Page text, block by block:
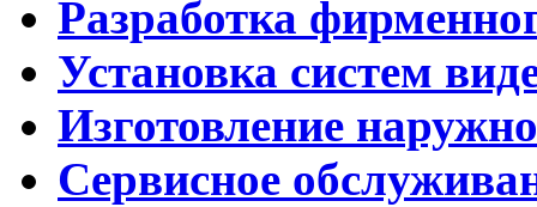
Разработка
Установка систем
Изготовление
Сервисное